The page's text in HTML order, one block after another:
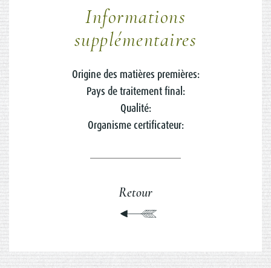
Informations
supplémentaires
Origine des matières premières:
Pays de traitement final:
Qualité:
Organisme certificateur:
Retour